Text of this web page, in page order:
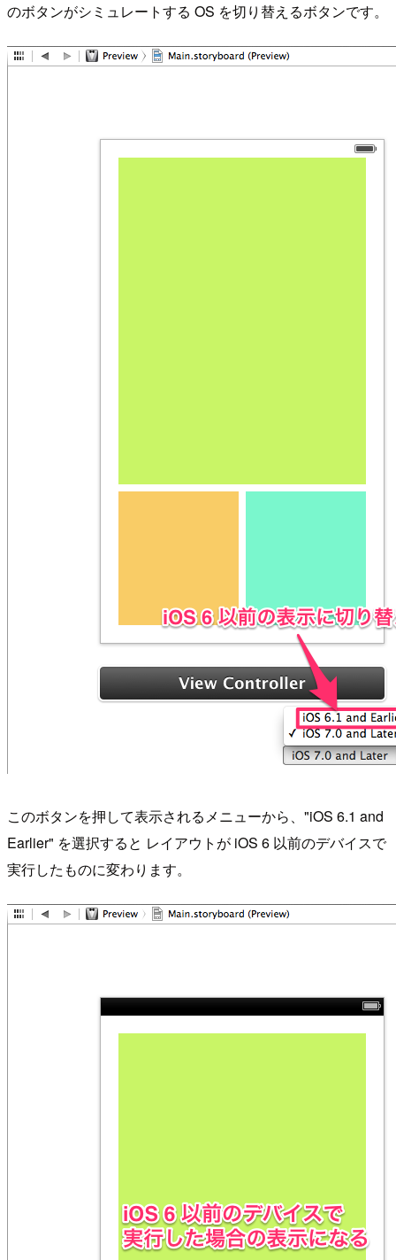
のボタンがシミュレートする OS を切り替えるボタンです。
このボタンを押して表示されるメニューから、"iOS 6.1 and
Earlier" を選択すると レイアウトが iOS 6 以前のデバイスで
実行したものに変わります。